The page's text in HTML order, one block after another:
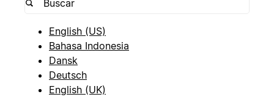
English (US)
Bahasa Indonesia
Dansk
Deutsch
English (UK)